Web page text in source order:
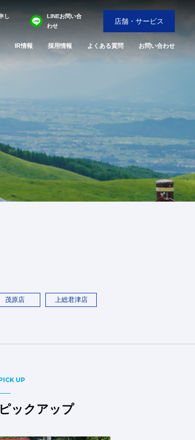
し
LINEお問い合
わせ
店舗・サービス
IR情報 採用情報 よくある質問 お問い合わせ
茂原店 上総君津店
UP
ピックアップ